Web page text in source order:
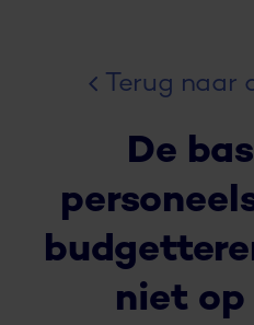
Terug naar
De
niet op